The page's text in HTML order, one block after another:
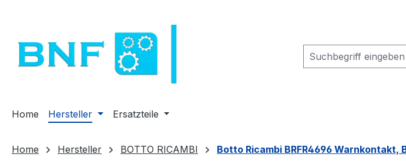
Home Hersteller Ersatzteile
Home Hersteller BOTTO RICAMBI Botto Ricambi BRFR4696